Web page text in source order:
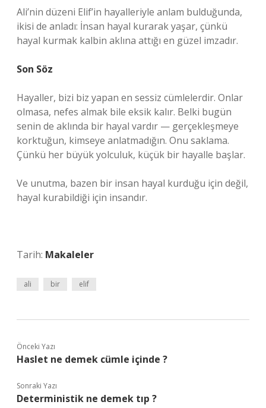
Ali’nin düzeni Elif’in hayalleriyle anlam bulduğunda,
ikisi de anladı: İnsan hayal kurarak yaşar, çünkü
hayal kurmak kalbin aklına attığı en güzel imzadır.
Son Söz
Hayaller, bizi biz yapan en sessiz cümlelerdir. Onlar
olmasa, nefes almak bile eksik kalır. Belki bugün
senin de aklında bir hayal vardır — gerçekleşmeye
korktuğun, kimseye anlatmadığın. Onu saklama.
Çünkü her büyük yolculuk, küçük bir hayalle başlar.
Ve unutma, bazen bir insan hayal kurduğu için değil,
hayal kurabildiği için insandır.
Tarih: Makaleler
ali bir elif
Önceki Yazı
Haslet ne demek cümle içinde ?
Sonraki Yazı
Deterministik ne demek tıp ?